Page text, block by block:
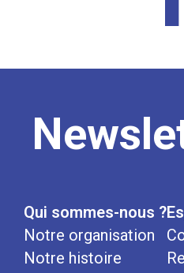
Qui sommes-nous ?
Notre organisation
Notre histoire